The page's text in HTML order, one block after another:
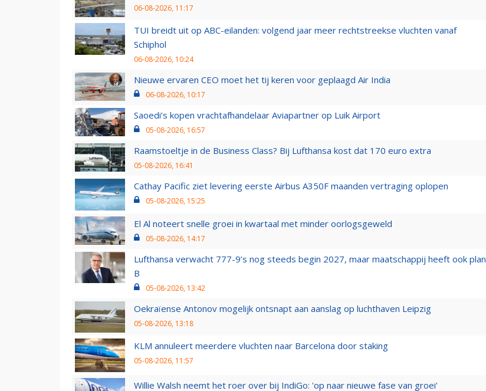
06-08-2026, 11:17
TUI breidt uit op ABC-eilanden: volgend jaar meer rechtstreekse vluchten vanaf
Schiphol
06-08-2026, 10:24
Nieuwe ervaren CEO moet het tij keren voor geplaagd Air India
06-08-2026, 10:17
Saoedi’s kopen vrachtafhandelaar Aviapartner op Luik Airport
05-08-2026, 16:57
Raamstoeltje in de Business Class? Bij Lufthansa kost dat 170 euro extra
05-08-2026, 16:41
Cathay Pacific ziet levering eerste Airbus A350F maanden vertraging oplopen
05-08-2026, 15:25
El Al noteert snelle groei in kwartaal met minder oorlogsgeweld
05-08-2026, 14:17
Lufthansa verwacht 777-9’s nog steeds begin 2027, maar maatschappij heeft ook plan
B
05-08-2026, 13:42
Oekraïense Antonov mogelijk ontsnapt aan aanslag op luchthaven Leipzig
05-08-2026, 13:18
KLM annuleert meerdere vluchten naar Barcelona door staking
05-08-2026, 11:57
Willie Walsh neemt het roer over bij IndiGo: 'op naar nieuwe fase van groei'